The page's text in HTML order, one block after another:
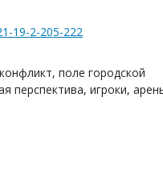
19-2-205-222
поле городской
перспектива, игроки,